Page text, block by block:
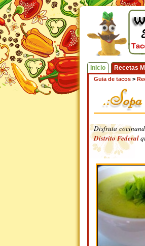
Inicio Recetas
Guia de tacos >
Disfruta
Distrito Federal